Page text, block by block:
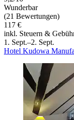
Wunderbar
(21 Bewertungen)
117 €
inkl. Steuern &
1. Sept.–2. Sept.
Hotel Kudowa